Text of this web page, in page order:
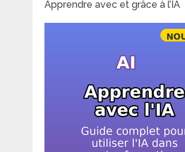
Apprendre avec et grâce à l’IA